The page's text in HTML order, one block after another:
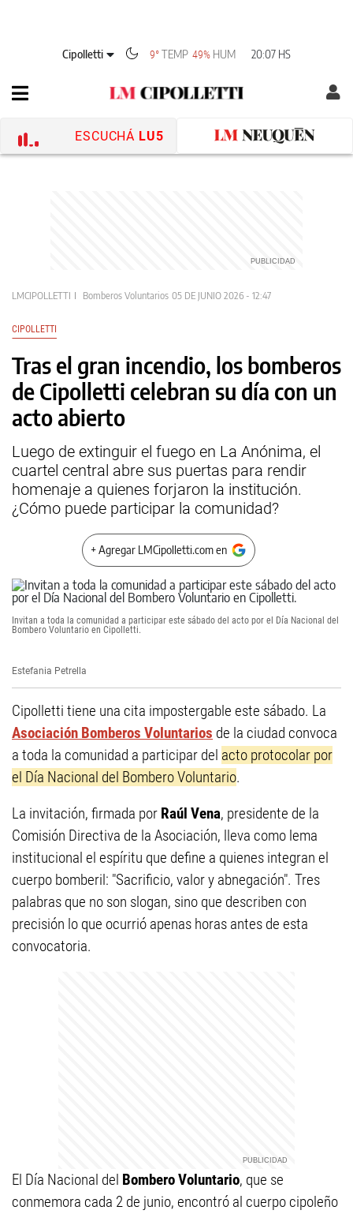
Cipolletti 9°TEMP 49% HUM 20:07 HS
ESCUCHÁ LU5
LMCIPOLLETTI Bomberos Voluntarios 05 DE JUNIO 2026 - 12:47
CIPOLLETTI
Tras el gran incendio, los bomberos
de Cipolletti celebran su día con un
acto abierto
Luego de extinguir el fuego en La Anónima, el
cuartel central abre sus puertas para rendir
homenaje a quienes forjaron la institución.
¿Cómo puede participar la comunidad?
+ Agregar LMCipolletti.com en
Invitan a toda la comunidad a participar este sábado del acto por el Día Nacional del
Bombero Voluntario en Cipolletti.
Estefania Petrella
Cipolletti tiene una cita impostergable este sábado. La
Asociación Bomberos Voluntarios de la ciudad convoca
a toda la comunidad a participar del acto protocolar por
el Día Nacional del Bombero Voluntario.
La invitación, firmada por Raúl Vena, presidente de la
Comisión Directiva de la Asociación, lleva como lema
institucional el espíritu que define a quienes integran el
cuerpo bomberil: "Sacrificio, valor y abnegación". Tres
palabras que no son slogan, sino que describen con
precisión lo que ocurrió apenas horas antes de esta
convocatoria.
El Día Nacional del Bombero Voluntario, que se
conmemora cada 2 de junio, encontró al cuerpo cipoleño